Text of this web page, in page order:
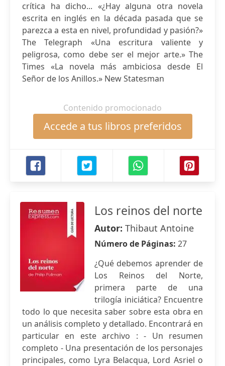
crítica ha dicho... «¿Hay alguna otra novela
escrita en inglés en la década pasada que se
parezca a esta en nivel, profundidad y pasión?»
The Telegraph «Una escritura valiente y
peligrosa, como debe ser el mejor arte.» The
Times «La novela más ambiciosa desde El
Señor de los Anillos.» New Statesman
Contenido promocionado
Accede a tus libros preferidos
Los reinos del norte
Autor: Thibaut Antoine
Número de Páginas: 27
¿Qué debemos aprender de
Los Reinos del Norte,
primera parte de una
trilogía iniciática? Encuentre
todo lo que necesita saber sobre esta obra en
un análisis completo y detallado. Encontrará en
particular en este archivo : - Un resumen
completo - Una presentación de los personajes
principales, como Lyra Belacqua, Lord Asriel o